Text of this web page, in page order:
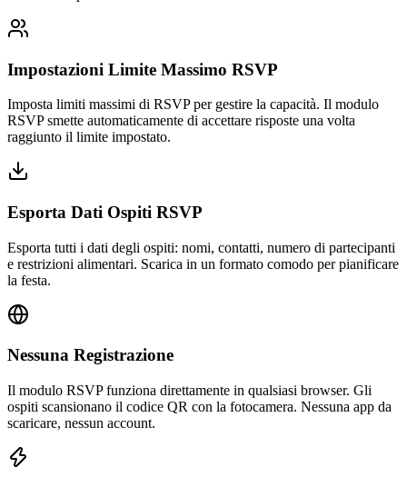
Impostazioni Limite Massimo RSVP
Imposta limiti massimi di RSVP per gestire la capacità. Il modulo
RSVP smette automaticamente di accettare risposte una volta
raggiunto il limite impostato.
Esporta Dati Ospiti RSVP
Esporta tutti i dati degli ospiti: nomi, contatti, numero di partecipanti
e restrizioni alimentari. Scarica in un formato comodo per pianificare
la festa.
Nessuna Registrazione
Il modulo RSVP funziona direttamente in qualsiasi browser. Gli
ospiti scansionano il codice QR con la fotocamera. Nessuna app da
scaricare, nessun account.